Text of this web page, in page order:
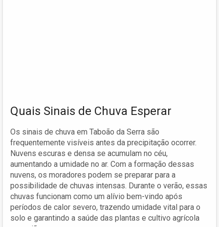
Quais Sinais de Chuva Esperar
Os sinais de chuva em Taboão da Serra são
frequentemente visíveis antes da precipitação ocorrer.
Nuvens escuras e densa se acumulam no céu,
aumentando a umidade no ar. Com a formação dessas
nuvens, os moradores podem se preparar para a
possibilidade de chuvas intensas. Durante o verão, essas
chuvas funcionam como um alívio bem-vindo após
períodos de calor severo, trazendo umidade vital para o
solo e garantindo a saúde das plantas e cultivo agrícola